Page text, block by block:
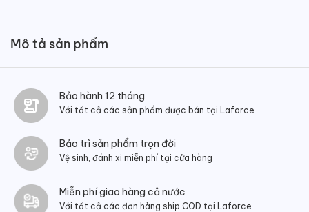
Mô tả sản phẩm
Bảo hành 12 tháng
Với tất cả các sản phẩm được bán tại Laforce
Bảo trì sản phẩm trọn đời
Vệ sinh, đánh xi miễn phí tại cửa hàng
Miễn phí giao hàng cả nước
Với tất cả các đơn hàng ship COD tại Laforce